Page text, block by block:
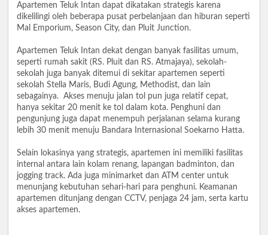
Apartemen Teluk Intan dapat dikatakan strategis karena
dikelilingi oleh beberapa pusat perbelanjaan dan hiburan seperti
Mal Emporium, Season City, dan Pluit Junction.
Apartemen Teluk Intan dekat dengan banyak fasilitas umum,
seperti rumah sakit (RS. Pluit dan RS. Atmajaya), sekolah-
sekolah juga banyak ditemui di sekitar apartemen seperti
sekolah Stella Maris, Budi Agung, Methodist, dan lain
sebagainya. Akses menuju jalan tol pun juga relatif cepat,
hanya sekitar 20 menit ke tol dalam kota. Penghuni dan
pengunjung juga dapat menempuh perjalanan selama kurang
lebih 30 menit menuju Bandara Internasional Soekarno Hatta.
Selain lokasinya yang strategis, apartemen ini memiliki fasilitas
internal antara lain kolam renang, lapangan badminton, dan
jogging track. Ada juga minimarket dan ATM center untuk
menunjang kebutuhan sehari-hari para penghuni. Keamanan
apartemen ditunjang dengan CCTV, penjaga 24 jam, serta kartu
akses apartemen.